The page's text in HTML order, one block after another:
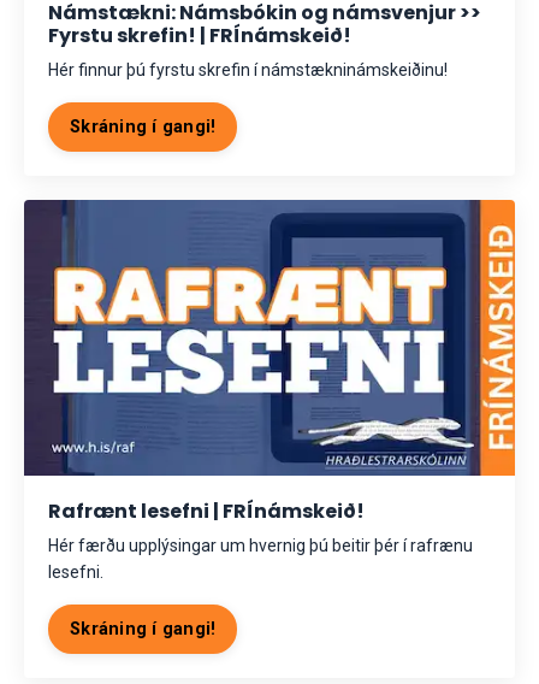
Námstækni: Námsbókin og námsvenjur >>
Fyrstu skrefin! | FRÍnámskeið!
Hér finnur þú fyrstu skrefin í námstækninámskeiðinu!
Skráning í gangi!
Rafrænt lesefni | FRÍnámskeið!
Hér færðu upplýsingar um hvernig þú beitir þér í rafrænu
lesefni.
Skráning í gangi!